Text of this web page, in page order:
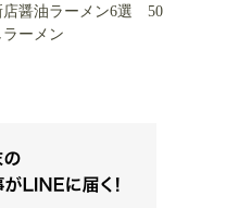
店醤油ラーメン6選 50
ーメン